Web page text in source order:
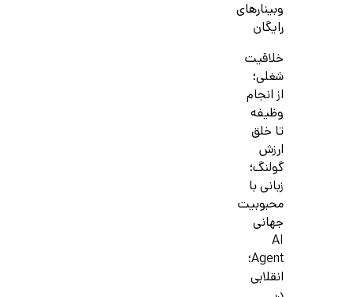
وبینارهای
رایگان
خلاقیت
شغلی؛
از انجام
وظیفه
تا خلق
ارزش
گولنگ؛
زبانی با
محبوبیت
جهانی
AI
Agent؛
انقلابی